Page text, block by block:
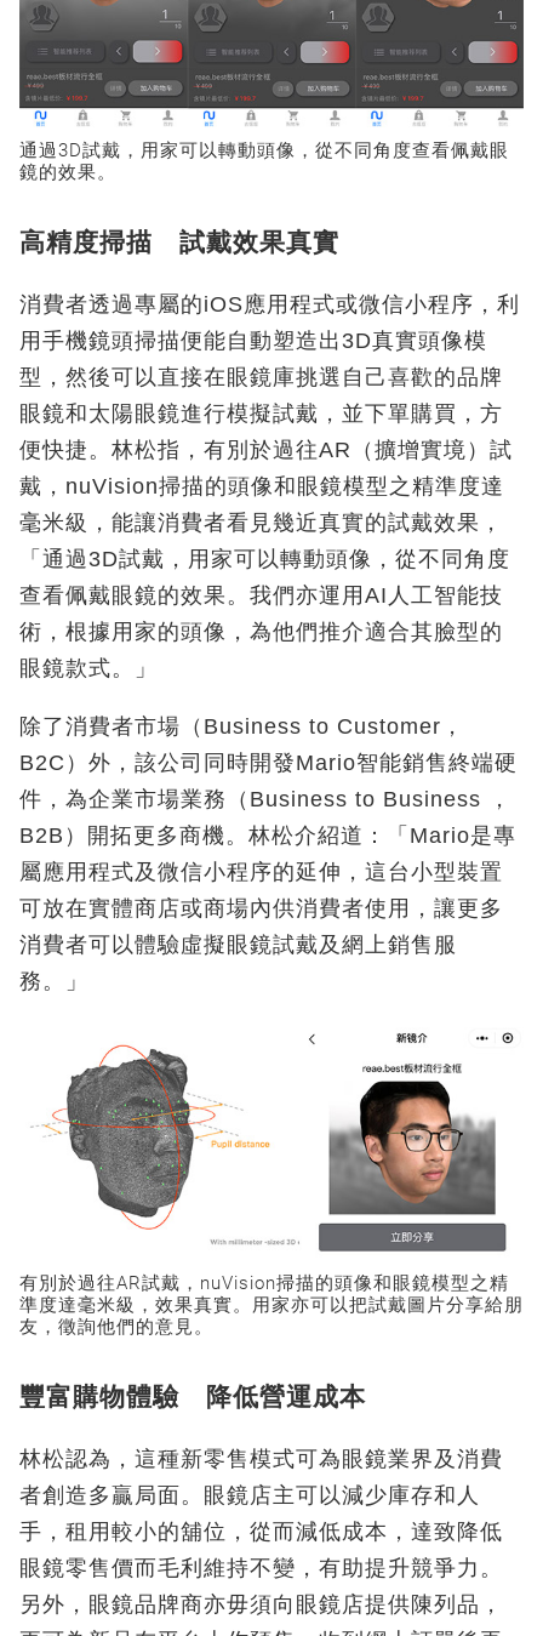
通過3D試戴，用家可以轉動頭像，從不同角度查看佩戴眼
鏡的效果。
高精度掃描 試戴效果真實
消費者透過專屬的iOS應用程式或微信小程序，利
用手機鏡頭掃描便能自動塑造出3D真實頭像模
型，然後可以直接在眼鏡庫挑選自己喜歡的品牌
眼鏡和太陽眼鏡進行模擬試戴，並下單購買，方
便快捷。林松指，有別於過往AR（擴增實境）試
戴，nuVision掃描的頭像和眼鏡模型之精準度達
毫米級，能讓消費者看見幾近真實的試戴效果，
「通過3D試戴，用家可以轉動頭像，從不同角度
查看佩戴眼鏡的效果。我們亦運用AI人工智能技
術，根據用家的頭像，為他們推介適合其臉型的
眼鏡款式。」
除了消費者市場（Business to Customer，
B2C）外，該公司同時開發Mario智能銷售終端硬
件，為企業市場業務（Business to Business ，
B2B）開拓更多商機。林松介紹道：「Mario是專
屬應用程式及微信小程序的延伸，這台小型裝置
可放在實體商店或商場內供消費者使用，讓更多
消費者可以體驗虛擬眼鏡試戴及網上銷售服
務。」
有別於過往AR試戴，nuVision掃描的頭像和眼鏡模型之精
準度達毫米級，效果真實。用家亦可以把試戴圖片分享給朋
友，徵詢他們的意見。
豐富購物體驗 降低營運成本
林松認為，這種新零售模式可為眼鏡業界及消費
者創造多贏局面。眼鏡店主可以減少庫存和人
手，租用較小的舖位，從而減低成本，達致降低
眼鏡零售價而毛利維持不變，有助提升競爭力。
另外，眼鏡品牌商亦毋須向眼鏡店提供陳列品，